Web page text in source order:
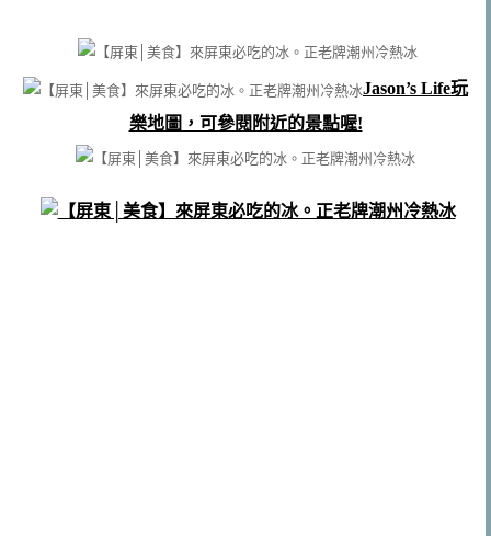
Jason’s Life玩
樂地圖，可參閱附近的景點喔!